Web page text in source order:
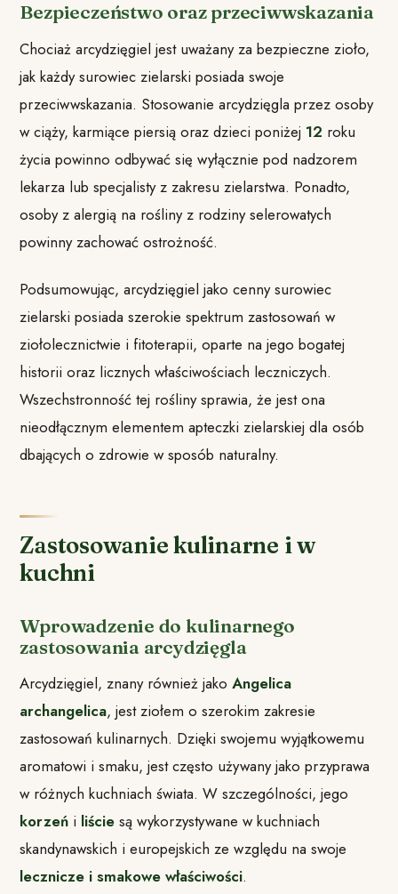
Bezpieczeństwo oraz przeciwwskazania
Chociaż arcydzięgiel jest uważany za bezpieczne zioło,
jak każdy surowiec zielarski posiada swoje
przeciwwskazania. Stosowanie arcydzięgla przez osoby
w ciąży, karmiące piersią oraz dzieci poniżej 12 roku
życia powinno odbywać się wyłącznie pod nadzorem
lekarza lub specjalisty z zakresu zielarstwa. Ponadto,
osoby z alergią na rośliny z rodziny selerowatych
powinny zachować ostrożność.
Podsumowując, arcydzięgiel jako cenny surowiec
zielarski posiada szerokie spektrum zastosowań w
ziołolecznictwie i fitoterapii, oparte na jego bogatej
historii oraz licznych właściwościach leczniczych.
Wszechstronność tej rośliny sprawia, że jest ona
nieodłącznym elementem apteczki zielarskiej dla osób
dbających o zdrowie w sposób naturalny.
Zastosowanie kulinarne i w
kuchni
Wprowadzenie do kulinarnego
zastosowania arcydzięgla
Arcydzięgiel, znany również jakoAngelica
archangelica, jest ziołem o szerokim zakresie
zastosowań kulinarnych. Dzięki swojemu wyjątkowemu
aromatowi i smaku, jest często używany jako przyprawa
w różnych kuchniach świata. W szczególności, jego
korzeń i liście są wykorzystywane w kuchniach
skandynawskich i europejskich ze względu na swoje
lecznicze i smakowe właściwości.